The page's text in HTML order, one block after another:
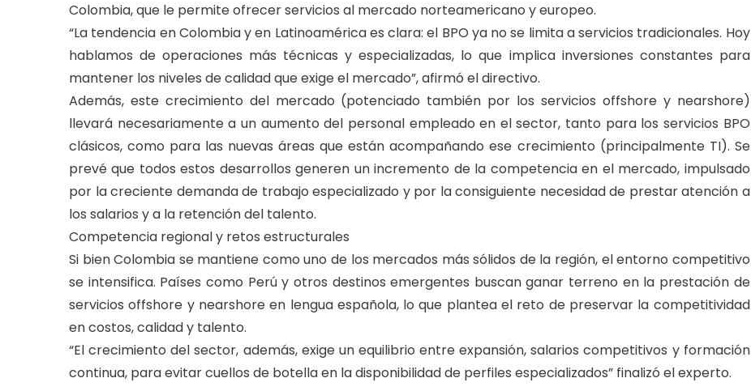
Colombia, que le permite ofrecer servicios al mercado norteamericano y europeo.
“La tendencia en Colombia y en Latinoamérica es clara: el BPO ya no se limita a servicios tradicionales. Hoy
hablamos de operaciones más técnicas y especializadas, lo que implica inversiones constantes para
mantener los niveles de calidad que exige el mercado”, afirmó el directivo.
Además, este crecimiento del mercado (potenciado también por los servicios offshore y nearshore)
llevará necesariamente a un aumento del personal empleado en el sector, tanto para los servicios BPO
clásicos, como para las nuevas áreas que están acompañando ese crecimiento (principalmente TI). Se
prevé que todos estos desarrollos generen un incremento de la competencia en el mercado, impulsado
por la creciente demanda de trabajo especializado y por la consiguiente necesidad de prestar atención a
los salarios y a la retención del talento.
Competencia regional y retos estructurales
Si bien Colombia se mantiene como uno de los mercados más sólidos de la región, el entorno competitivo
se intensifica. Países como Perú y otros destinos emergentes buscan ganar terreno en la prestación de
servicios offshore y nearshore en lengua española, lo que plantea el reto de preservar la competitividad
en costos, calidad y talento.
“El crecimiento del sector, además, exige un equilibrio entre expansión, salarios competitivos y formación
continua, para evitar cuellos de botella en la disponibilidad de perfiles especializados” finalizó el experto.